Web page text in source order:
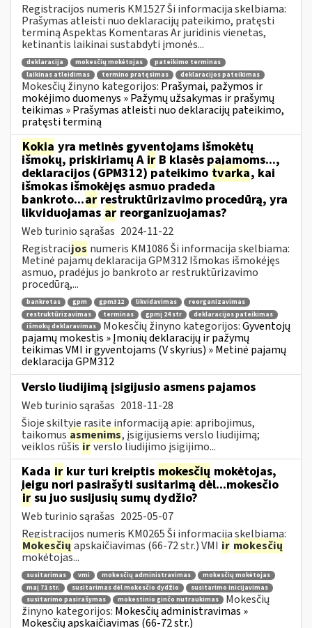
Registracijos numeris KM1527 Ši informacija skelbiama:
Prašymas atleisti nuo deklaracijų pateikimo, pratęsti
terminą Aspektas Komentaras Ar juridinis vienetas,
ketinantis laikinai sustabdyti įmonės...
deklaracija mokesčių mokėtojas
pateikimo terminas
laikinas atleidimas
termino pratęsimas deklaracijos pateikimas
Mokesčių žinyno kategorijos: Prašymai, pažymos ir
mokėjimo duomenys » Pažymų užsakymas ir prašymų
teikimas » Prašymas atleisti nuo deklaracijų pateikimo,
pratęsti terminą
Kokia yra metinės gyventojams išmokėtų
išmokų, priskiriamų A ir B klasės pajamoms...,
deklaracijos (GPM312) pateikimo tvarka, kai
išmokas išmokėjęs asmuo pradeda
bankroto...ar restruktūrizavimo procedūrą, yra
likviduojamas ar reorganizuojamas?
Web turinio sąrašas 2024-11-22
Registracijos numeris KM1086 Ši informacija skelbiama:
Metinė pajamų deklaracija GPM312 Išmokas išmokėjęs
asmuo, pradėjus jo bankroto ar restruktūrizavimo
procedūrą,...
bankrotas gpm gpm312 likvidavimas
reorganizavimas
restruktūrizavimas
terminas gpmį 24 str
deklaracijos pateikimas
išmokų deklaravimas
Mokesčių žinyno kategorijos:Gyventojų
pajamų mokestis » Įmonių deklaracijų ir pažymų
teikimas VMI ir gyventojams (V skyrius) » Metinė pajamų
deklaracija GPM312
Verslo liudijimą įsigijusio asmens pajamos
Web turinio sąrašas 2018-11-28
Šioje skiltyje rasite informaciją apie: apribojimus,
taikomus asmenims, įsigijusiems verslo liudijimą;
veiklos rūšisirverslo liudijimo įsigijimo...
Kada ir kur turi kreiptis mokesčių mokėtojas,
jeigu nori pasirašyti susitarimą dėl...mokesčio
ir su juo susijusių sumų dydžio?
Web turinio sąrašas 2025-05-07
Registracijos numeris KM0265 Ši informacija skelbiama:
Mokesčių apskaičiavimas (66-72 str.) VMI ir mokesčių
mokėtojas...
susitarimas vmi mokesčių administravimas
mokesčių mokėtojas
maį 71 str.
susitarimas dėl mokesčio dydžio
susitarimo inicijavimas
susitarimo pasirašymas
mokestinio ginčo nutraukimas
Mokesčių
žinyno kategorijos: Mokesčių administravimas »
Mokesčių apskaičiavimas (66-72 str.)